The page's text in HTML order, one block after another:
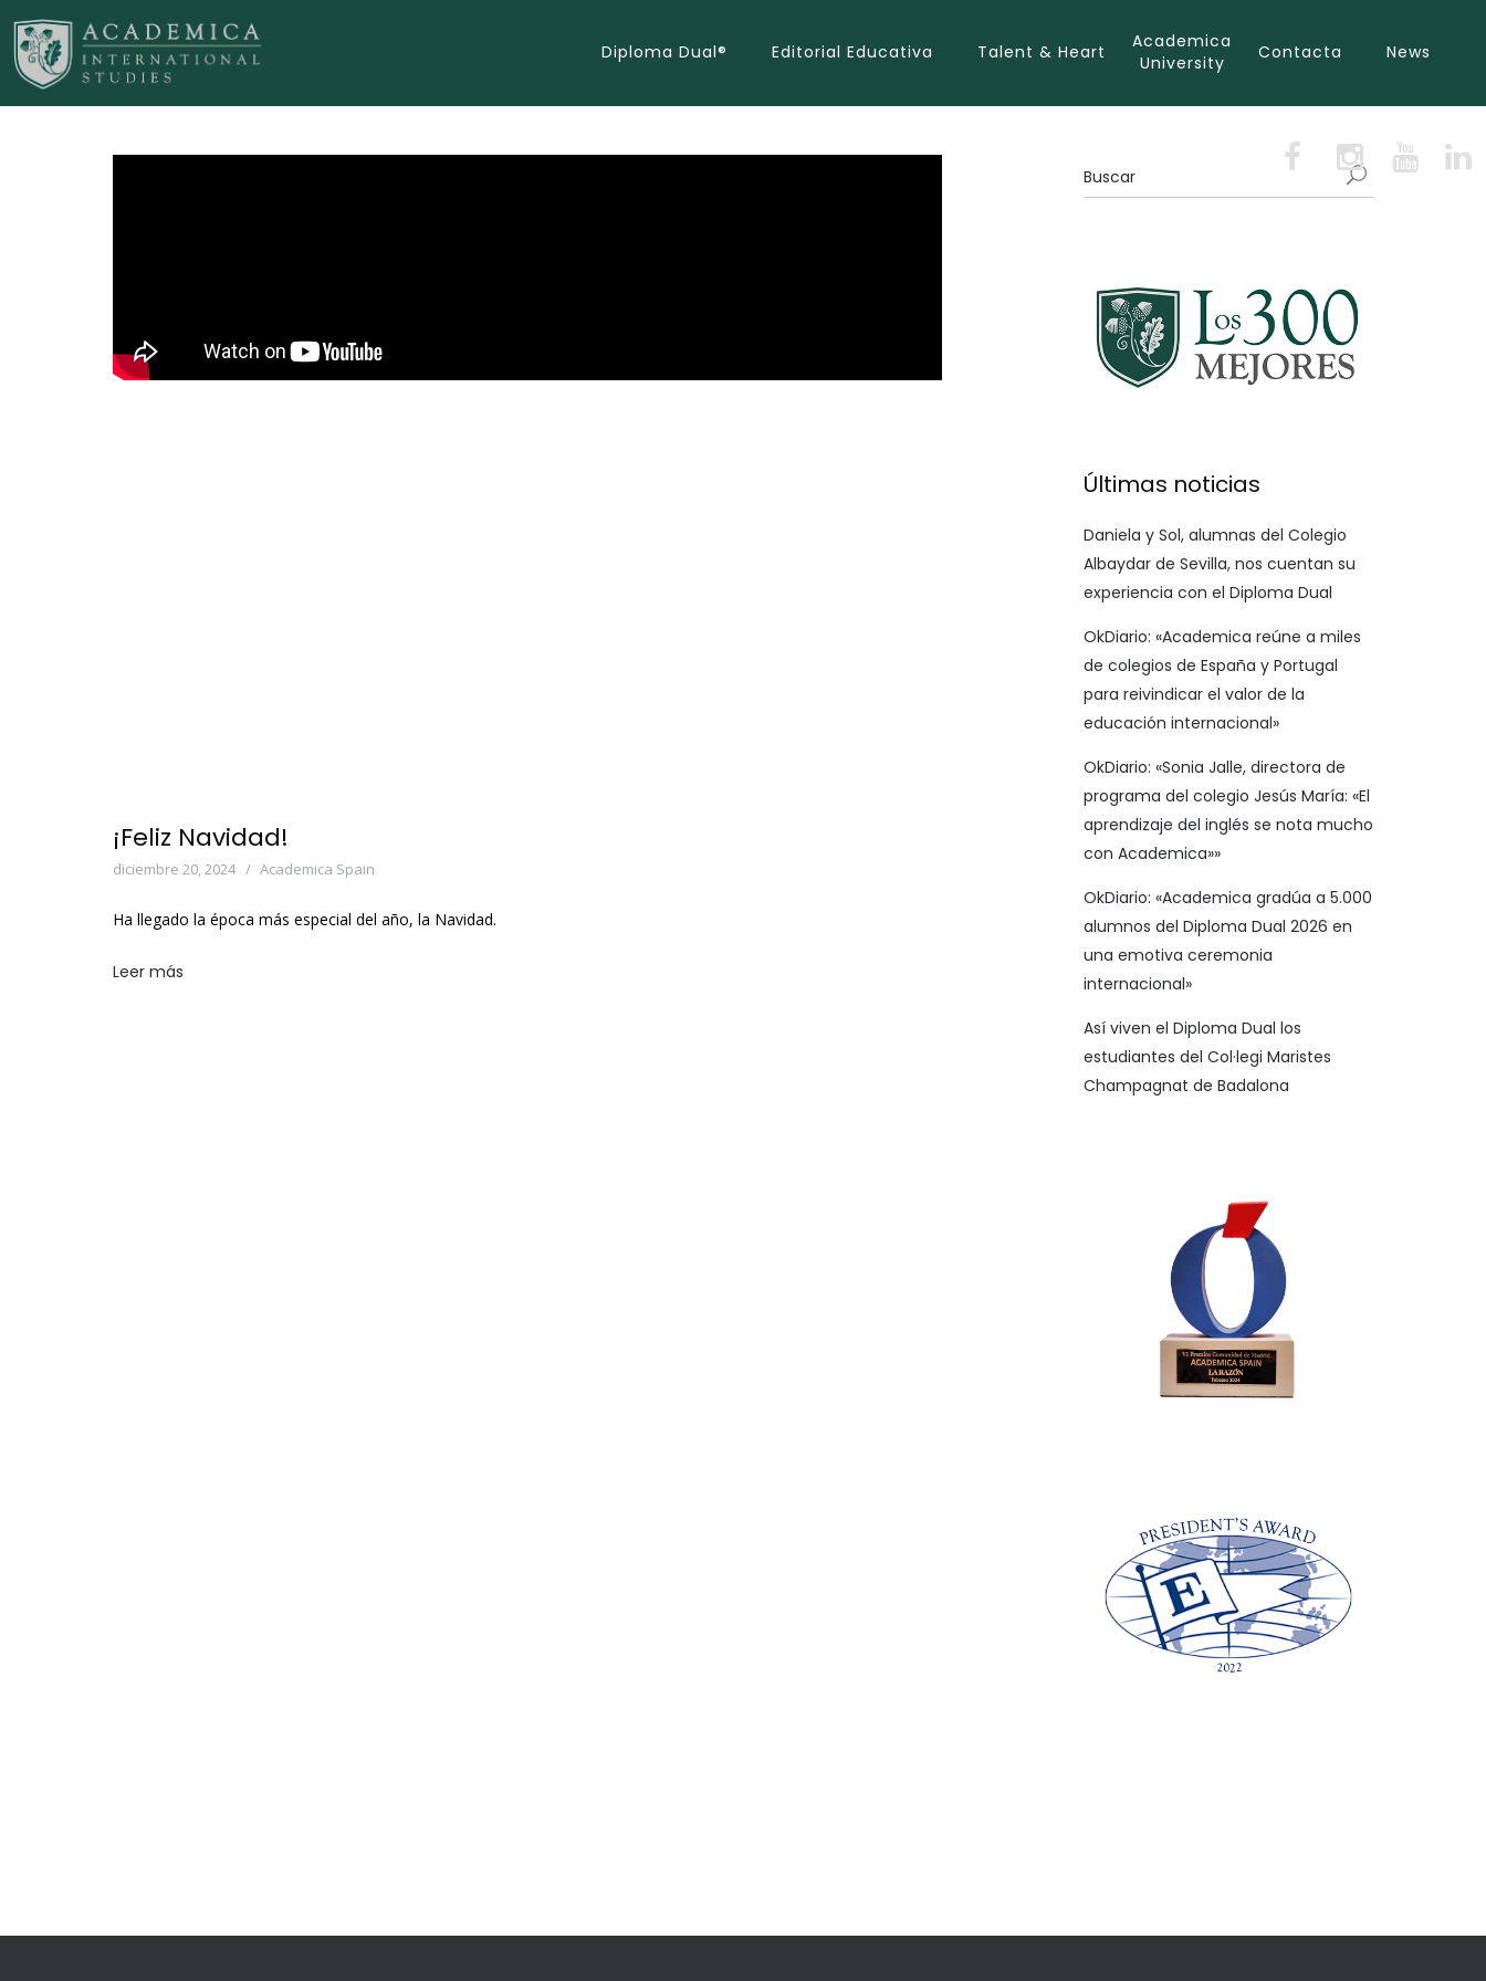
Diploma Dual® Editorial Educativa Talent & Heart
Academica
University
Contacta News
¡Feliz Navidad!
diciembre 20, 2024 Academica Spain
Ha llegado la época más especial del año, la Navidad.
Leer más
Últimas noticias
Daniela y Sol, alumnas del Colegio
Albaydar de Sevilla, nos cuentan su
experiencia con el Diploma Dual
OkDiario: «Academica reúne a miles
de colegios de España y Portugal
para reivindicar el valor de la
educación internacional»
OkDiario: «Sonia Jalle, directora de
programa del colegio Jesús María: «El
aprendizaje del inglés se nota mucho
con Academica»»
OkDiario: «Academica gradúa a 5.000
alumnos del Diploma Dual 2026 en
una emotiva ceremonia
internacional»
Así viven el Diploma Dual los
estudiantes del Col·legi Maristes
Champagnat de Badalona